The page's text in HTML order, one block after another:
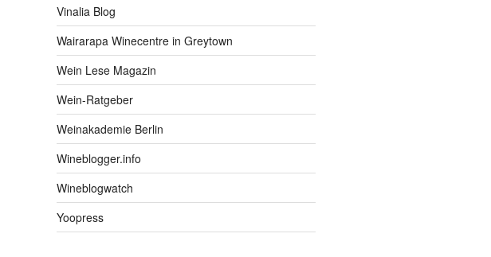
Vinalia Blog
Wairarapa Winecentre in Greytown
Wein Lese Magazin
Wein-Ratgeber
Weinakademie Berlin
Wineblogger.info
Wineblogwatch
Yoopress